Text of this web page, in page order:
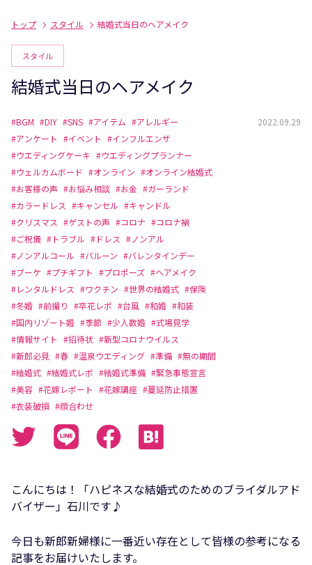
トップ スタイル 結婚式当日のヘアメイク
スタイル
結婚式当日のヘアメイク
#BGM #DIY #SNS #アイテム #アレルギー
#アンケート #イベント #インフルエンザ
#ウエディングケーキ #ウエディングプランナー
#ウェルカムボード #オンライン #オンライン結婚式
#お客様の声 #お悩み相談 #お金 #ガーランド
#カラードレス #キャンセル #キャンドル
#クリスマス #ゲストの声 #コロナ #コロナ禍
#ご祝儀 #トラブル #ドレス #ノンアル
#ノンアルコール #バルーン #バレンタインデー
#ブーケ #プチギフト #プロポーズ #ヘアメイク
#レンタルドレス #ワクチン #世界の結婚式 #保険
#冬婚 #前撮り #卒花レポ #台風 #和婚 #和装
#国内リゾート婚 #季節 #少人数婚 #式場見学
#情報サイト #招待状 #新型コロナウイルス
#新郎必見 #春 #温泉ウエディング #準備 #無の期間
#結婚式 #結婚式レポ #結婚式準備 #緊急事態宣言
#美容 #花嫁レポート #花嫁講座 #蔓延防止措置
#衣装破損 #顔合わせ
2022.09.29
こんにちは！「ハピネスな結婚式のためのブライダルアド
バイザー」石川です♪
今日も新郎新婦様に一番近い存在として皆様の参考になる
記事をお届けいたします。